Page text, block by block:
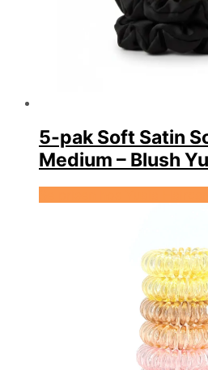
5-pak Soft Satin
Medium – Blush